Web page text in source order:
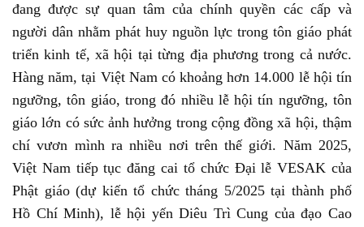
đang được sự quan tâm của chính quyền các cấp và
người dân nhằm phát huy nguồn lực trong tôn giáo phát
triển kinh tế, xã hội tại từng địa phương trong cả nước.
Hàng năm, tại Việt Nam có khoảng hơn 14.000 lễ hội tín
ngưỡng, tôn giáo, trong đó nhiều lễ hội tín ngưỡng, tôn
giáo lớn có sức ảnh hưởng trong cộng đồng xã hội, thậm
chí vươn mình ra nhiều nơi trên thế giới. Năm 2025,
Việt Nam tiếp tục đăng cai tổ chức Đại lễ VESAK của
Phật giáo (dự kiến tổ chức tháng 5/2025 tại thành phố
Hồ Chí Minh), lễ hội yến Diêu Trì Cung của đạo Cao